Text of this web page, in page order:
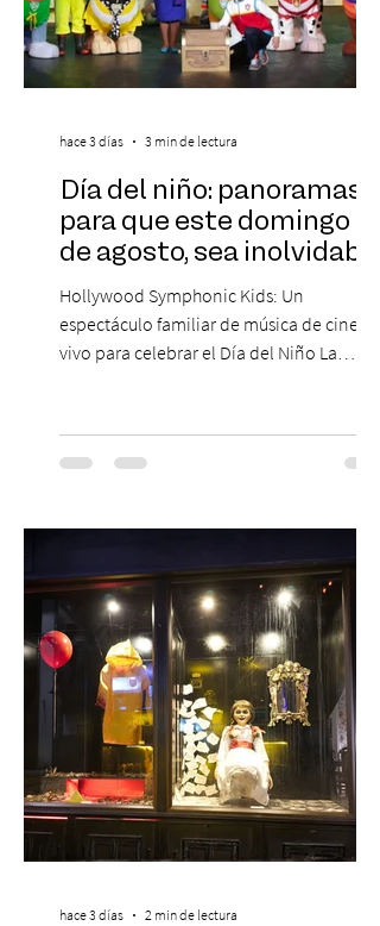
Día del niño: panoramas
para que este domingo 09
de agosto, sea inolvidable
Hollywood Symphonic Kids: Un
espectáculo familiar de música de cine en
vivo para celebrar el Día del Niño La
musical única e inolvidable con motivo del
Día del Niño. El espectáculo Hollywood
de todos los tiempos en un concierto en
sinfónica en pleno, coro y una
sorprendente puesta en escena pensada
especialmente pa
hace 3 días 3 min de lectura
hace 3 días 2 min de lectura